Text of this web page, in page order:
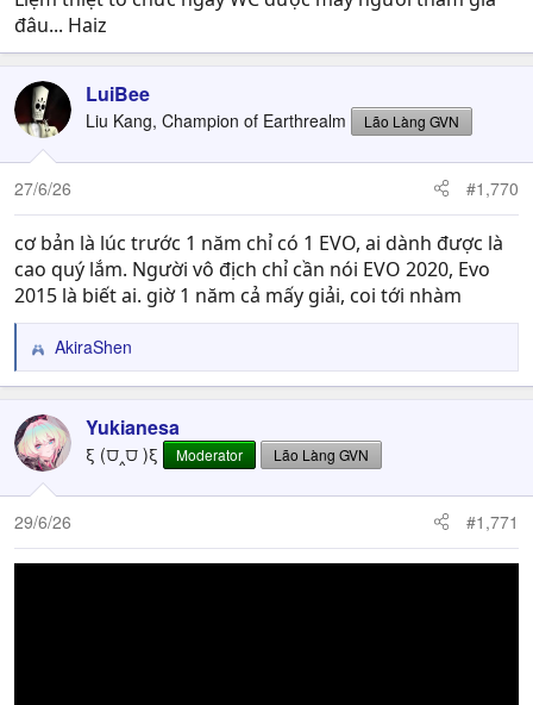
đâu... Haiz
LuiBee
Liu Kang, Champion of Earthrealm Lão Làng GVN
27/6/26 #1,770
cơ bản là lúc trước 1 năm chỉ có 1 EVO, ai dành được là
cao quý lắm. Người vô địch chỉ cần nói EVO 2020, Evo
2015 là biết ai. giờ 1 năm cả mấy giải, coi tới nhàm
R
e
c
t
i
o
n
s
:
AkiraShen
Yukianesa
ξ (⩌‸⩌ )ξ Moderator Lão Làng GVN
29/6/26 #1,771